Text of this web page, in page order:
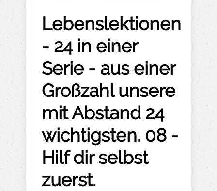
Lebenslektionen
- 24 in einer
Serie - aus einer
Großzahl unsere
mit Abstand 24
wichtigsten. 08 -
Hilf dir selbst
zuerst.